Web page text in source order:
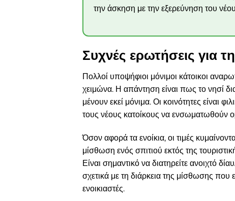
την άσκηση με την εξερεύνηση του
Συχνές ερωτήσεις για
Πολλοί υποψήφιοι μόνιμοι κάτοικοι
χειμώνα. Η απάντηση είναι πως το νησί
μένουν εκεί μόνιμα. Οι κοινότητες είναι
τους νέους κατοίκους να ενσωματωθούν
Όσον αφορά τα ενοίκια, οι τιμές
μίσθωση ενός σπιτιού εκτός της
Είναι σημαντικό να διατηρείτε ανοιχτό
σχετικά με τη διάρκεια της μίσθωσης
ενοικιαστές.